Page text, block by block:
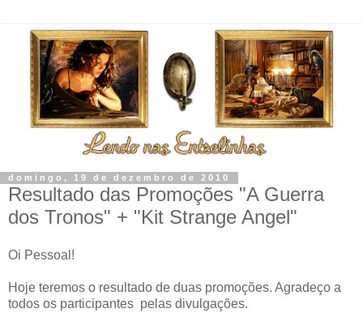
domingo, 19 de dezembro de 2010
Resultado das Promoções "A Guerra
dos Tronos" + "Kit Strange Angel"
Oi Pessoal!
Hoje teremos o resultado de duas promoções. Agradeço a
todos os participantes pelas divulgações.